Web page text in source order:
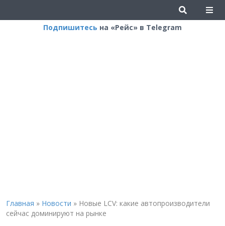
Подпишитесь на «Рейс» в Telegram
Главная » Новости » Новые LCV: какие автопроизводители
сейчас доминируют на рынке